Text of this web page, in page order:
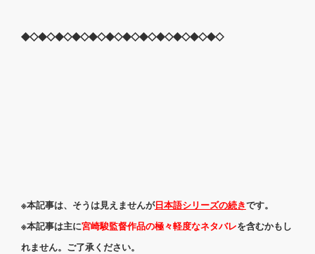
◆◇◆◇◆◇◆◇◆◇◆◇◆◇◆◇◆◇◆◇◆◇◆◇
※本記事は、そうは見えませんが日本語シリーズの続きです。
※本記事は主に宮崎駿監督作品の極々軽度なネタバレを含むかもし
れません。ご了承ください。